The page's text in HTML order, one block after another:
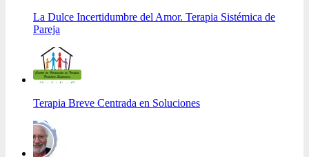
La Dulce Incertidumbre del Amor. Terapia Sistémica de
Pareja
Terapia Breve Centrada en Soluciones